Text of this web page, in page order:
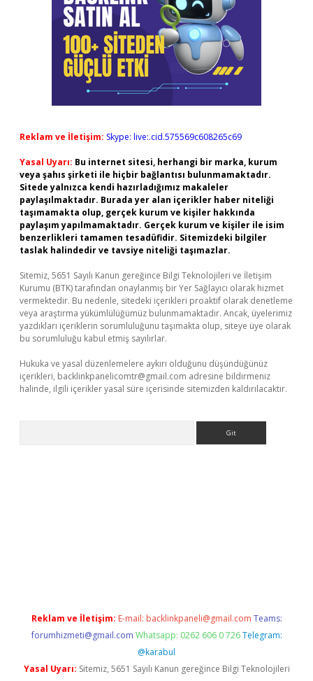
Reklam ve İletişim: Skype: live:.cid.575569c608265c69
Yasal Uyarı: Bu internet sitesi, herhangi bir marka, kurum
veya şahıs şirketi ile hiçbir bağlantısı bulunmamaktadır.
Sitede yalnızca kendi hazırladığımız makaleler
paylaşılmaktadır. Burada yer alan içerikler haber niteliği
taşımamakta olup, gerçek kurum ve kişiler hakkında
paylaşım yapılmamaktadır. Gerçek kurum ve kişiler ile isim
benzerlikleri tamamen tesadüfidir. Sitemizdeki bilgiler
taslak halindedir ve tavsiye niteliği taşımazlar.
Sitemiz, 5651 Sayılı Kanun gereğince Bilgi Teknolojileri ve İletişim
Kurumu (BTK) tarafından onaylanmış bir Yer Sağlayıcı olarak hizmet
vermektedir. Bu nedenle, sitedeki içerikleri proaktif olarak denetleme
veya araştırma yükümlülüğümüz bulunmamaktadır. Ancak, üyelerimiz
yazdıkları içeriklerin sorumluluğunu taşımakta olup, siteye üye olarak
bu sorumluluğu kabul etmiş sayılırlar.
Hukuka ve yasal düzenlemelere aykırı olduğunu düşündüğünüz
içerikleri, backlinkpanelicomtr@gmail.com adresine bildirmeniz
halinde, ilgili içerikler yasal süre içerisinde sitemizden kaldırılacaktır.
Reklam ve İletişim: E-mail: backlinkpaneli@gmail.com Teams:
forumhizmeti@gmail.com Whatsapp: 0262 606 0 726 Telegram:
@karabul
Yasal Uyarı: Sitemiz, 5651 Sayılı Kanun gereğince Bilgi Teknolojileri